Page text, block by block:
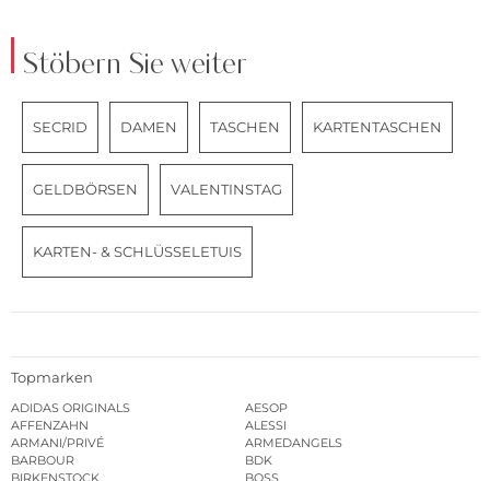
Stöbern Sie weiter
SECRID DAMEN TASCHEN KARTENTASCHEN
GELDBÖRSEN VALENTINSTAG
KARTEN- & SCHLÜSSELETUIS
Topmarken
ADIDAS ORIGINALS
AESOP
AFFENZAHN
ALESSI
ARMANI/PRIVÉ
ARMEDANGELS
BARBOUR
BDK
BIRKENSTOCK
BOSS